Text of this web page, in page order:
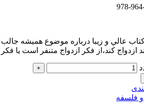
عالي و زيبا درباره موضوع هميشه
ازدواج كند،از فكر ازدواج متنفر است
فلسفه